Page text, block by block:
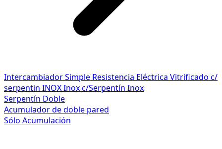
Intercambiador Simple Resistencia Eléctrica Vitrificado c/
serpentin INOXInox c/Serpentín Inox
Serpentín Doble
Acumulador de doble pared
Sólo Acumulación